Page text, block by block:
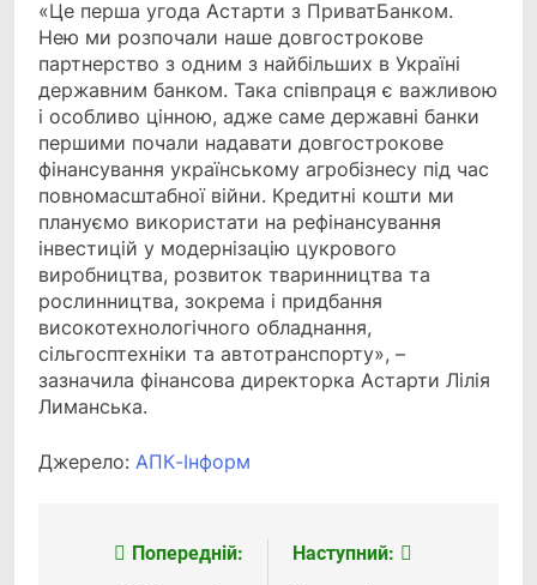
«Це перша угода Астарти з ПриватБанком.
Нею ми розпочали наше довгострокове
партнерство з одним з найбільших в Україні
державним банком. Така співпраця є важливою
і особливо цінною, адже саме державні банки
першими почали надавати довгострокове
фінансування українському агробізнесу під час
повномасштабної війни. Кредитні кошти ми
плануємо використати на рефінансування
інвестицій у модернізацію цукрового
виробництва, розвиток тваринництва та
рослинництва, зокрема і придбання
високотехнологічного обладнання,
сільгосптехніки та автотранспорту», –
зазначила фінансова директорка Астарти Лілія
Лиманська.
Джерело: АПК-Інформ
НавігаціяПопередній:
Наступний: